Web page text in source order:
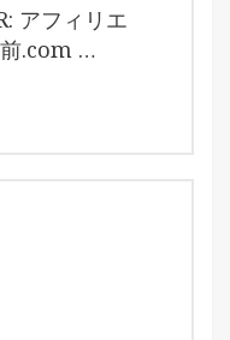
アフィリエ
.com …